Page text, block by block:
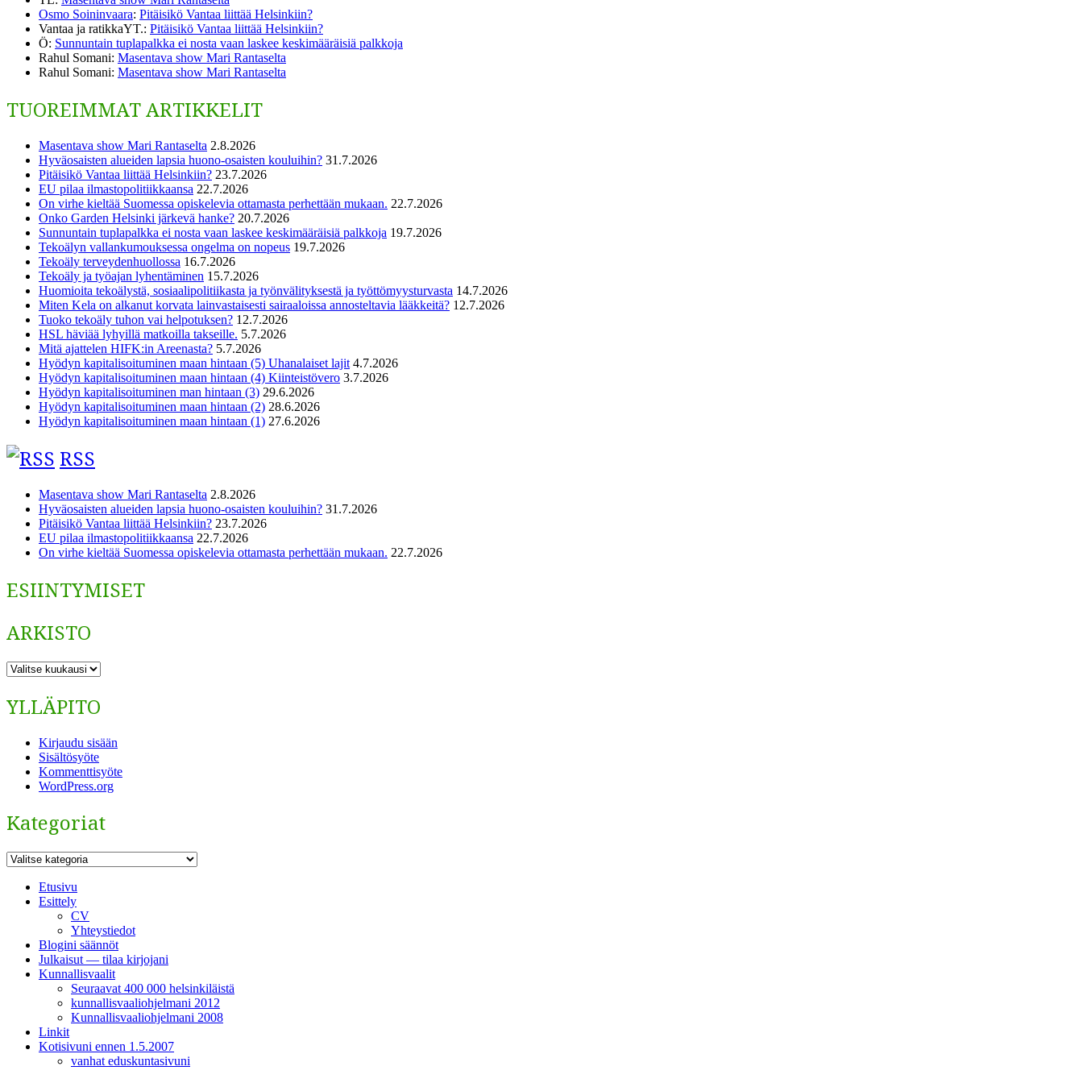
Osmo Soininvaara: Pitäisikö Vantaa liittää Helsinkiin?
Vantaa ja ratikkaYT.: Pitäisikö Vantaa liittää Helsinkiin?
Ö: Sunnuntain tuplapalkka ei nosta vaan laskee keskimääräisiä palkkoja
Rahul Somani: Masentava show Mari Rantaselta
Rahul Somani: Masentava show Mari Rantaselta
TUOREIMMAT ARTIKKELIT
Masentava show Mari Rantaselta 2.8.2026
Hyväosaisten alueiden lapsia huono-osaisten kouluihin? 31.7.2026
Pitäisikö Vantaa liittää Helsinkiin? 23.7.2026
EU pilaa ilmastopolitiikkaansa 22.7.2026
On virhe kieltää Suomessa opiskelevia ottamasta perhettään mukaan. 22.7.2026
Onko Garden Helsinki järkevä hanke? 20.7.2026
Sunnuntain tuplapalkka ei nosta vaan laskee keskimääräisiä palkkoja 19.7.2026
Tekoälyn vallankumouksessa ongelma on nopeus 19.7.2026
Tekoäly terveydenhuollossa 16.7.2026
Tekoäly ja työajan lyhentäminen 15.7.2026
Huomioita tekoälystä, sosiaalipolitiikasta ja työnvälityksestä ja työttömyysturvasta 14.7.2026
Miten Kela on alkanut korvata lainvastaisesti sairaaloissa annosteltavia lääkkeitä? 12.7.2026
Tuoko tekoäly tuhon vai helpotuksen? 12.7.2026
HSL häviää lyhyillä matkoilla takseille. 5.7.2026
Mitä ajattelen HIFK:in Areenasta? 5.7.2026
Hyödyn kapitalisoituminen maan hintaan (5) Uhanalaiset lajit 4.7.2026
Hyödyn kapitalisoituminen maan hintaan (4) Kiinteistövero 3.7.2026
Hyödyn kapitalisoituminen man hintaan (3) 29.6.2026
Hyödyn kapitalisoituminen maan hintaan (2) 28.6.2026
Hyödyn kapitalisoituminen maan hintaan (1) 27.6.2026
RSS
Masentava show Mari Rantaselta 2.8.2026
Hyväosaisten alueiden lapsia huono-osaisten kouluihin? 31.7.2026
Pitäisikö Vantaa liittää Helsinkiin? 23.7.2026
EU pilaa ilmastopolitiikkaansa 22.7.2026
On virhe kieltää Suomessa opiskelevia ottamasta perhettään mukaan. 22.7.2026
ESIINTYMISET
ARKISTO
ARKISTO
YLLÄPITO
Kirjaudu sisään
Sisältösyöte
Kommenttisyöte
WordPress.org
Kategoriat
Kategoriat
Etusivu
Esittely
CV
Yhteystiedot
Blogini säännöt
Julkaisut — tilaa kirjojani
Kunnallisvaalit
Seuraavat 400 000 helsinkiläistä
kunnallisvaaliohjelmani 2012
Kunnallisvaaliohjelmani 2008
Linkit
Kotisivuni ennen 1.5.2007
vanhat eduskuntasivuni